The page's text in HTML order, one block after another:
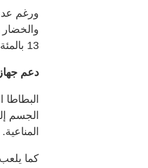
ورغم
13 بالمئة.
دعم
البطاطا
الجسم
المناعية.
كما